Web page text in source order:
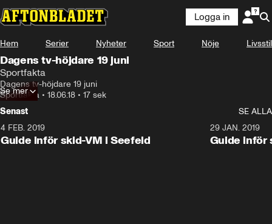
Logga in
Hem Serier Nyheter Sport Nöje Livsstil
Dagens tv-höjdare 19 juni
Sportfakta
Dagens tv-höjdare 19 juni
Sportfakta • 18.06.18 • 17 sek
Se mer
Senast
SE ALLA
4 FEB. 2019
Guide inför skid-VM i Seefeld
29 JAN. 2019
Guide inför